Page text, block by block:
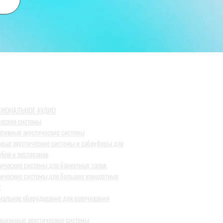
АУДИО
системы
акустические системы
акустические системы и сабвуферы для
и ресторанов
системы для банкетных залов
системы для больших концертных
оборудование для озвучивания
акустические системы